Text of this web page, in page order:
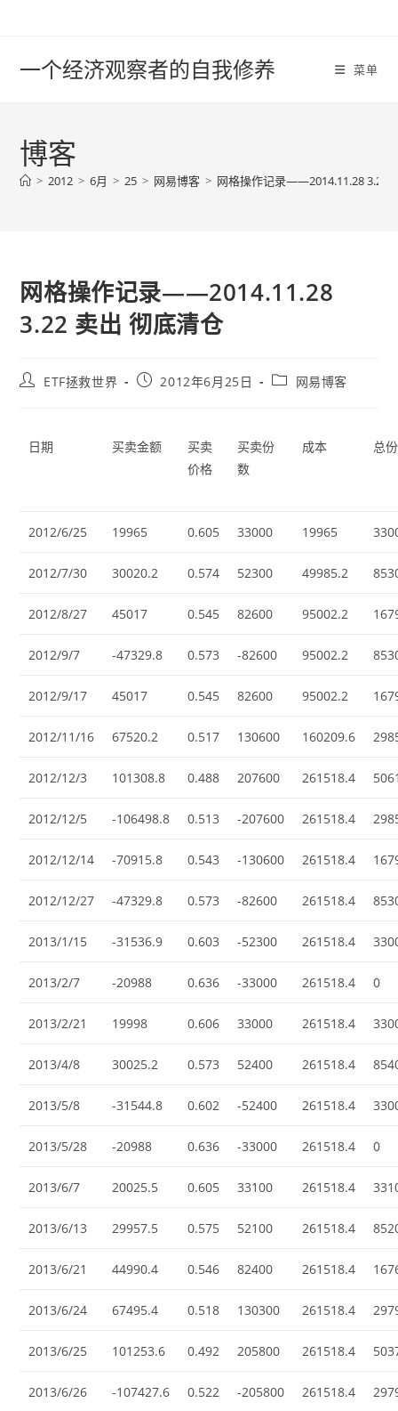
一个经济观察者的自我修养 菜单
博客
> 2012 > 6月 > 25 > 网易博客 > 网格操作记录——2014.11.28 3.22
网格操作记录——2014.11.28
3.22 卖出 彻底清仓
PostETF拯救世界
Post2012年6月25日
Post网易博客
日期 买卖金额
买卖
价格
买卖份
数
成本 总
2012/6/25 19965 0.605 33000 19965
2012/7/30 30020.2 0.574 52300 49985.2
2012/8/27 45017 0.545 82600 95002.2
2012/9/7 -47329.8 0.573 -82600 95002.2
2012/9/17 45017 0.545 82600 95002.2
2012/11/16 67520.2 0.517 130600 160209.6
2012/12/3 101308.8 0.488 207600 261518.4
2012/12/5 -106498.8 0.513 -207600 261518.4
2012/12/14 -70915.8 0.543 -130600 261518.4
2012/12/27 -47329.8 0.573 -82600 261518.4
2013/1/15 -31536.9 0.603 -52300 261518.4
2013/2/7 -20988 0.636 -33000 261518.4 0
2013/2/21 19998 0.606 33000 261518.4
2013/4/8 30025.2 0.573 52400 261518.4
2013/5/8 -31544.8 0.602 -52400 261518.4
2013/5/28 -20988 0.636 -33000 261518.4 0
2013/6/7 20025.5 0.605 33100 261518.4
2013/6/13 29957.5 0.575 52100 261518.4
2013/6/21 44990.4 0.546 82400 261518.4
2013/6/24 67495.4 0.518 130300 261518.4
2013/6/25 101253.6 0.492 205800 261518.4
2013/6/26 -107427.6 0.522 -205800 261518.4